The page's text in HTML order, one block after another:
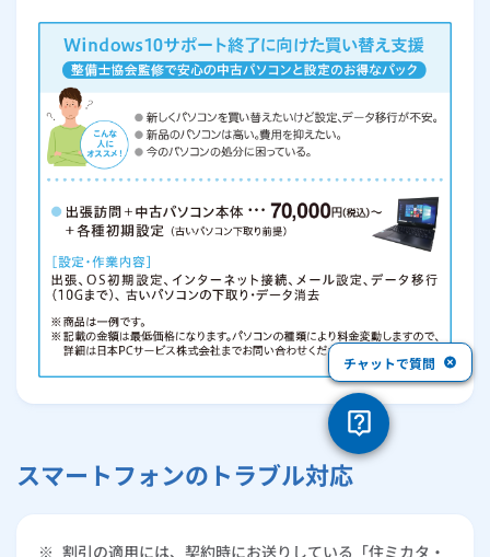
スマートフォンのトラブル対応
※ 割引の適用には、契約時にお送りしている「住ミカタ・
チャットで質問